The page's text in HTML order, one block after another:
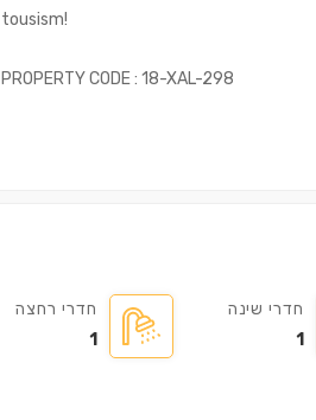
tousism!
PROPERTY CODE : 18-XAL-298
חדרי שינה
1
חדרי רחצה
1